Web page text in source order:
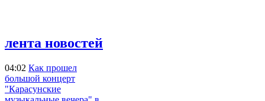
лента новостей
04:02 Как прошел
большой концерт
"Карасунские